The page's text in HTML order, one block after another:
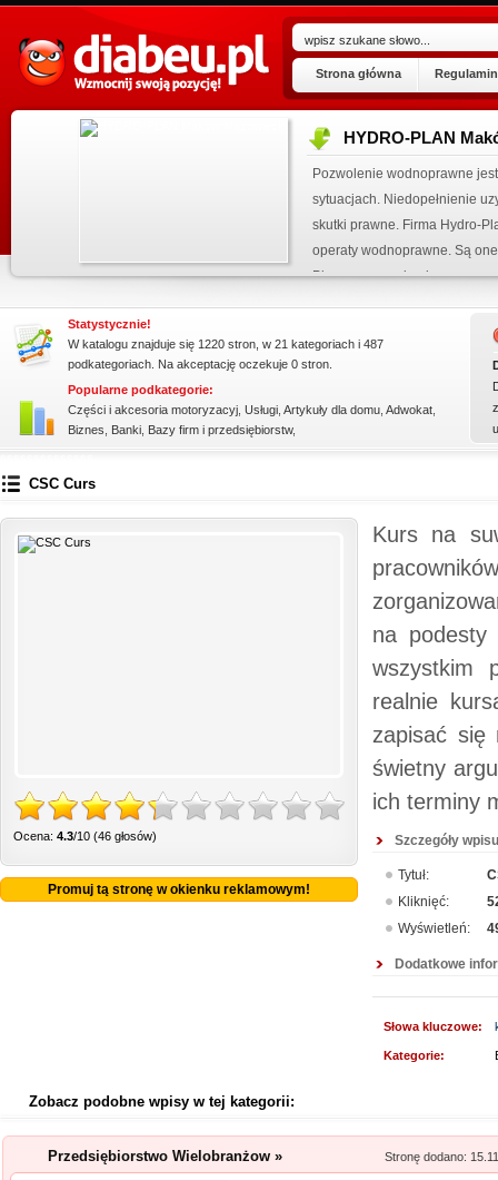
Strona główna
HYDRO-PLAN
Pozwolenie wodnoprawne
sytuacjach. Niedopełnienie
skutki prawne. Firma Hydro-
operaty wodnoprawne. Są
Plan opracowuje plany...
Statystycznie!
W katalogu znajduje się 1220 stron, w 21 kategoriach i 487
podkategoriach. Na akceptację oczekuje 0 stron.
Popularne podkategorie:
Części i akcesoria motoryzacyj Usługi Artykuły dla domu Adwokat
Biznes
Banki Bazy firm i przedsiębiorstw,
CSC Curs
Ocena: 4.3/10 (46 głosów)
Promuj tą stronę w okienku reklamowym!
Kurs na
na podesty
wszystkim
realnie
zapisać się
świetny
ich terminy
Szczegóły
Tytuł:
Kliknięć:
Wyświetleń:
Dodatkowe
Słowa kluczowe:
Kategorie:
Zobacz podobne wpisy w tej kategorii:
Przedsiębiorstwo Wielobranżow » Stronę dodano: